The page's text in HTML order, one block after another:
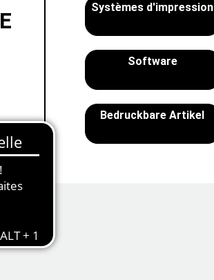
Systèmes d'impression
Software
Bedruckbare Artikel